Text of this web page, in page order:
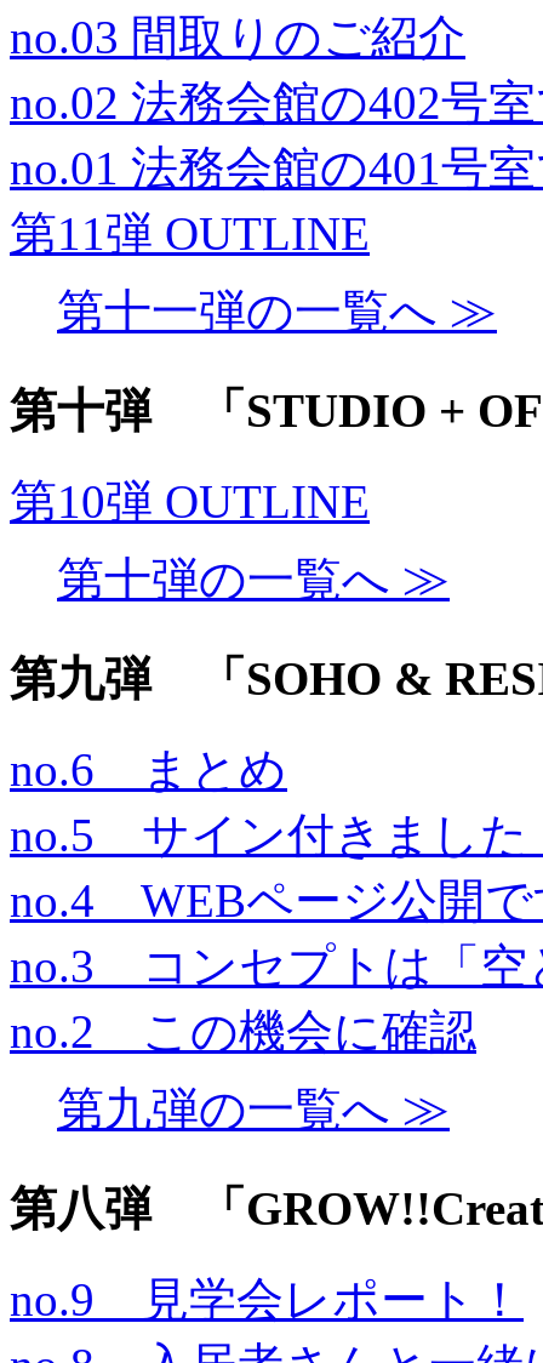
no.03 間取りのご紹介
no.02 法務会館の402号
no.01 法務会館の401号
第11弾 OUTLINE
第十一弾の一覧へ ≫
第十弾 「STUDIO +
第10弾 OUTLINE
第十弾の一覧へ ≫
第九弾 「SOHO &
no.6 まとめ
no.5 サイン付きました
no.4 WEBページ公開で
no.3 コンセプトは「空
no.2 この機会に確認
第九弾の一覧へ ≫
第八弾 「
no.9 見学会レポート！